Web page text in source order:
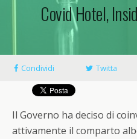
Covid Hotel,
Condividi Twitta
Il Governo ha deciso di
attivamente il comparto